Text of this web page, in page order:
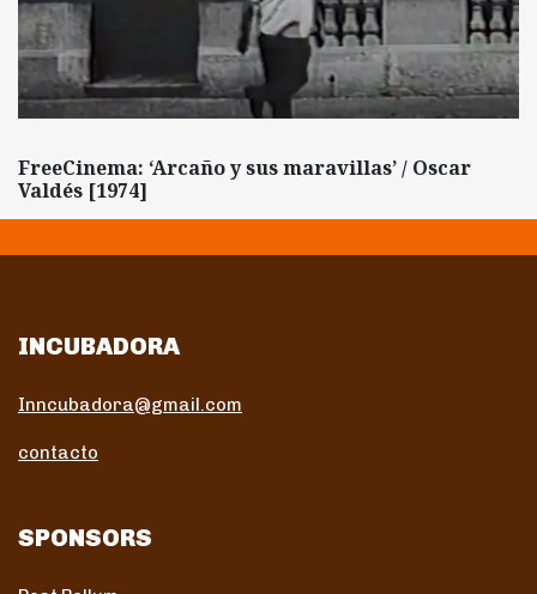
FreeCinema: ‘Arcaño y sus maravillas’ / Oscar
Valdés [1974]
INCUBADORA
Inncubadora@gmail.com
contacto
SPONSORS